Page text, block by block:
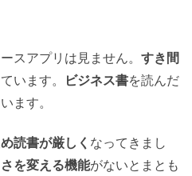
スアプリは見ません。 すき間
います。 ビジネス書を読んだ
ます。
読書が厳しく なってきまし
を変える機能がないとまとも